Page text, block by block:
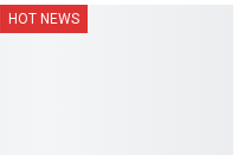
HOT NEWS